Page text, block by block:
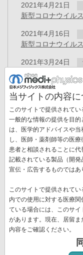
2021年4月21日
新型コロナウイル
2021年4月16日
新型コロナウイル
2021年3月24日
役員異動のお知らせ
2021年3月22日
「健康経営優良法
2021年2月25日
「AIレセチェッカ
ペ
ー
ジ
送
り
先
頭
ー
ジ
« 最初
前
ペ
ジ
‹‹
ペ
ジ
17
ペ
ジ
18
ペ
ジ
19
新着情報一覧
当サイトの内容に
このサイトで提供されて
一般的な情報の提供を目
は、医学的アドバイスや
し、医師・薬剤師等の医
患者と相談されることに
記載されている製品（開
宣伝・広告するものではあ
このサイトで提供されて
内での使用に対する医療
ている場合には、このサ
があります。現在、居留
内容をご確認ください。